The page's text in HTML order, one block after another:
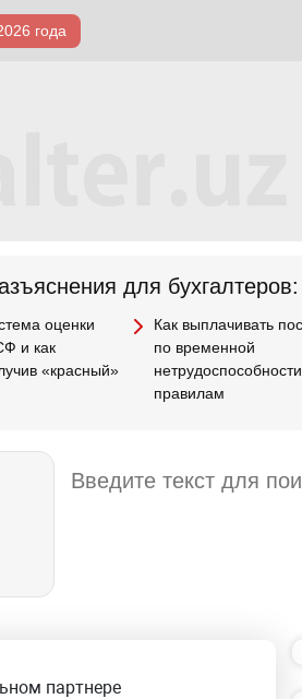
года
для бухгалтеров:
оценки
и как
«красный»
Как выплачивать
по временной
правилам
партнере